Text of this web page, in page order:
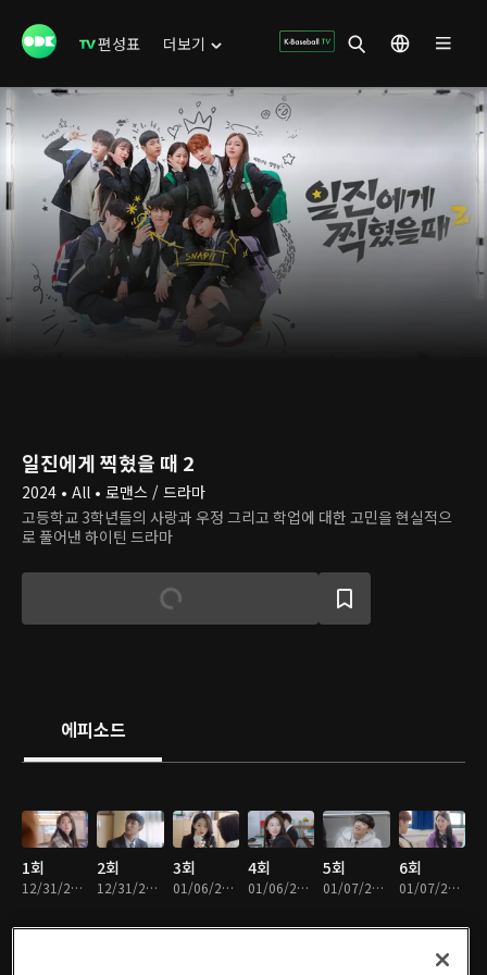
편성표 더보기
일진에게 찍혔을 때 2
2024 • All • 로맨스 / 드라마
고등학교 3학년들의 사랑과 우정 그리고 학업에 대한 고민을 현실적으
로 풀어낸 하이틴 드라마
에피소드
1회
12/31/2024 • 14분
2회
12/31/2024 • 16분
3회
01/06/2025 • 17분
4회
01/06/2025 • 18분
5회
01/07/2025 • 19분
6회
01/07/2025 • 18분